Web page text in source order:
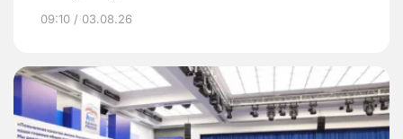
09:10 / 03.08.26